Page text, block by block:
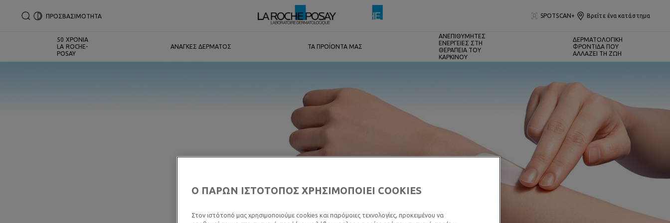
ΠΡΟΣΒΑΣΙΜΟΤΗΤΑ SPOTSCAN+ Βρείτε ένα κατάστημα
50 ΧΡΟΝΙΑ
LA ROCHE-
POSAY
ΑΝΑΓΚΕΣ ΔΕΡΜΑΤΟΣ ΤΑ ΠΡΟΪΟΝΤΑ ΜΑΣ
ΑΝΕΠΙΘΥΜΗΤΕΣ
ΕΝΕΡΓΕΙΕΣ ΣΤΗ
ΘΕΡΑΠΕΙΑ ΤΟΥ
ΚΑΡΚΙΝΟΥ
ΔΕΡΜΑΤΟΛΟΓΙΚΗ
ΦΡΟΝΤΙΔΑ ΠΟΥ
ΑΛΛΑΖΕΙ ΤΗ ΖΩΗ
Ο ΠΑΡΩΝ ΙΣΤΟΤΟΠΟΣ ΧΡΗΣΙΜΟΠΟΙΕΙ COOKIES
Στον ιστότοπό μας χρησιμοποιούμε cookies και παρόμοιες τεχνολογίες, προκειμένου να